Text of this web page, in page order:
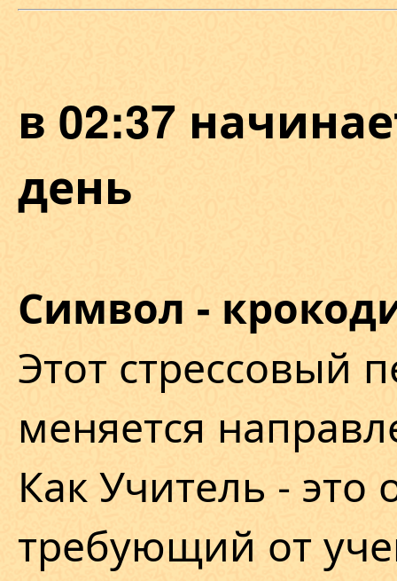
в 02:37
день
Символ -
Этот стрессовый
меняется
Как Учитель - это
требующий от